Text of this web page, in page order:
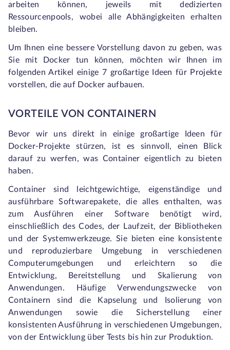
arbeiten können, jeweils mit dedizierten
Ressourcenpools, wobei alle Abhängigkeiten erhalten
bleiben.
Um Ihnen eine bessere Vorstellung davon zu geben, was
Sie mit Docker tun können, möchten wir Ihnen im
folgenden Artikel einige 7 großartige Ideen für Projekte
vorstellen, die auf Docker aufbauen.
VORTEILE VON CONTAINERN
Bevor wir uns direkt in einige großartige Ideen für
Docker-Projekte stürzen, ist es sinnvoll, einen Blick
darauf zu werfen, was Container eigentlich zu bieten
haben.
Container sind leichtgewichtige, eigenständige und
ausführbare Softwarepakete, die alles enthalten, was
zum Ausführen einer Software benötigt wird,
einschließlich des Codes, der Laufzeit, der Bibliotheken
und der Systemwerkzeuge. Sie bieten eine konsistente
und reproduzierbare Umgebung in verschiedenen
Computerumgebungen und erleichtern so die
Entwicklung, Bereitstellung und Skalierung von
Anwendungen. Häufige Verwendungszwecke von
Containern sind die Kapselung und Isolierung von
Anwendungen sowie die Sicherstellung einer
konsistenten Ausführung in verschiedenen Umgebungen,
von der Entwicklung über Tests bis hin zur Produktion.